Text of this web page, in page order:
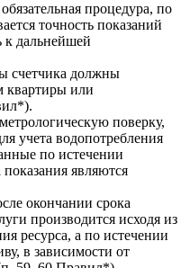
процедура, по
точность показаний
к дальнейшей
счетчика должны
квартиры или
поверку,
учета водопотребления
по истечении
являются
окончании срока
производится исходя из
ресурса, а по истечении
в зависимости от